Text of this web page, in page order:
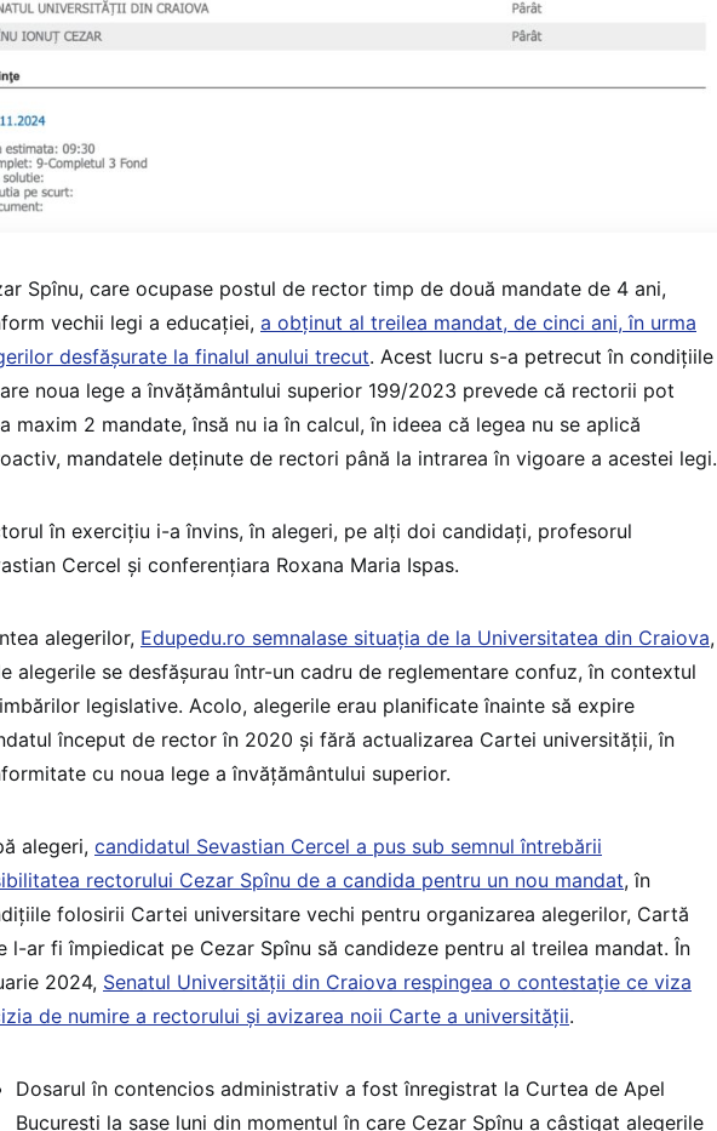
Spînu, care ocupase postul de rector timp de două mandate de 4 ani,
vechii legi a educației, a obținut al treilea mandat, de cinci ani, în urma
desfășurate la finalul anului trecut. Acest lucru s-a petrecut în condițiile
noua lege a învățământului superior 199/2023 prevede că rectorii pot
maxim 2 mandate, însă nu ia în calcul, în ideea că legea nu se aplică
mandatele deținute de rectori până la intrarea în vigoare a acestei legi.
în exercițiu i-a învins, în alegeri, pe alți doi candidați, profesorul
Cercel și conferențiara Roxana Maria Ispas.
alegerilor, Edupedu.ro semnalase situația de la Universitatea din Craiova,
alegerile se desfășurau într-un cadru de reglementare confuz, în contextul
legislative. Acolo, alegerile erau planificate înainte să expire
început de rector în 2020 și fără actualizarea Cartei universității, în
cu noua lege a învățământului superior.
alegeri, candidatul Sevastian Cercel a pus sub semnul întrebării
rectorului Cezar Spînu de a candida pentru un nou mandat, în
folosirii Cartei universitare vechi pentru organizarea alegerilor, Cartă
l-ar fi împiedicat pe Cezar Spînu să candideze pentru al treilea mandat. În
2024, Senatul Universității din Craiova respingea o contestație ce viza
de numire a rectorului și avizarea noii Carte a universității.
Dosarul în contencios administrativ a fost înregistrat la Curtea de Apel
București la șase luni din momentul în care Cezar Spînu a câștigat alegerile